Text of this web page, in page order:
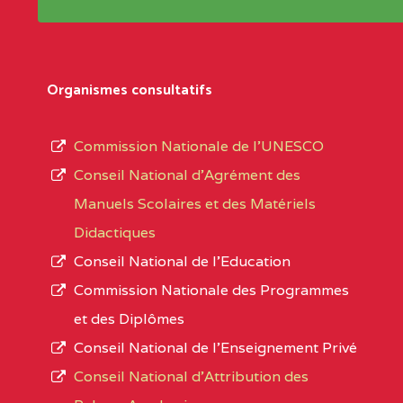
Noms
Localité
Région Noms
0CC1TEFD100484110
EXTREME-
CETIC DE BOGO
L’offre d’éducation del’Enseignement
d’immatriculation du mois de septembre
suit :
1950 établissements publics
895 CES dont 86 Bilingues
1055 Lycées dont 351 Bilingues
72 établissements avec section bilingue
Organismes consultatifs
Commission Nationale de l’UNESCO
Conseil National d’Agrément des
Manuels Scolaires et des Matériels
Didactiques
Conseil National de l’Education
Commission Nationale des Programmes
et des Diplômes
Conseil National de l’Enseignement Privé
Conseil National d'Attribution des